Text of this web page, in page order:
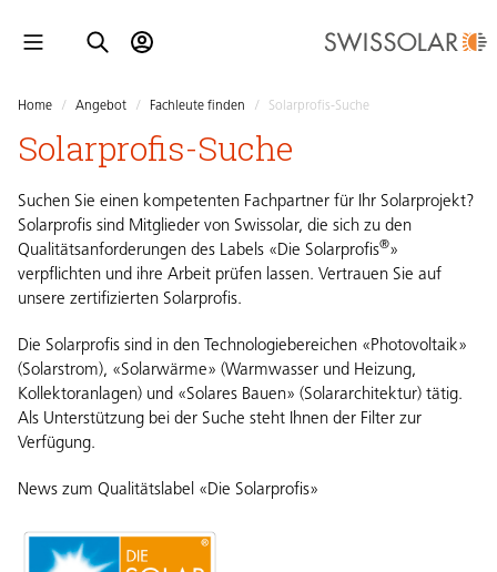
Home / Angebot / Fachleute finden / Solarprofis-Suche
Solarprofis-Suche
Suchen Sie einen kompetenten Fachpartner für Ihr Solarprojekt?
Solarprofis sind Mitglieder von Swissolar, die sich zu den
Qualitätsanforderungen des Labels «Die Solarprofis®»
verpflichten und ihre Arbeit prüfen lassen. Vertrauen Sie auf
unsere zertifizierten Solarprofis.
Die Solarprofis sind in den Technologiebereichen «Photovoltaik»
(Solarstrom), «Solarwärme» (Warmwasser und Heizung,
Kollektoranlagen) und «Solares Bauen» (Solararchitektur) tätig.
Als Unterstützung bei der Suche steht Ihnen der Filter zur
Verfügung.
News zum Qualitätslabel «Die Solarprofis»